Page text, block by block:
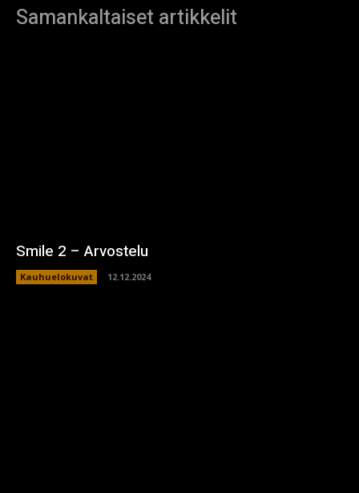
Samankaltaiset artikkelit
Smile 2 – Arvostelu
Kauhuelokuvat 12.12.2024